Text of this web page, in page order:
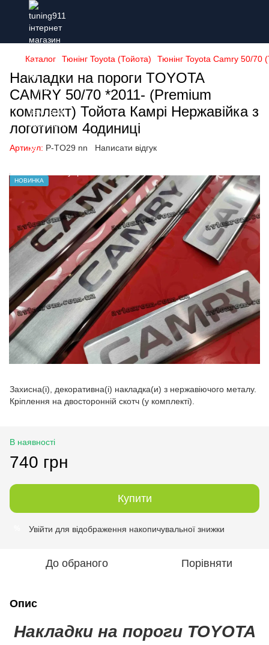
Каталог Тюнінг Toyota (Тойота) Тюнінг Toyota Camry 50/70
Накладки на пороги TOYOTA
CAMRY 50/70 *2011- (Premium
комплект) Тойота Камрі Нержавійка з
логотипом 4одиниці
Артикул: P-TO29 nn Написати відгук
НОВИНКА
Захисна(і), декоративна(і) накладка(и) з нержавіючого металу.
Кріплення на двосторонній скотч (у комплекті).
В наявності
740 грн
Купити
Увійти для відображення накопичувальної знижки
До обраного Порівняти
Опис
Накладки на пороги TOYOTA